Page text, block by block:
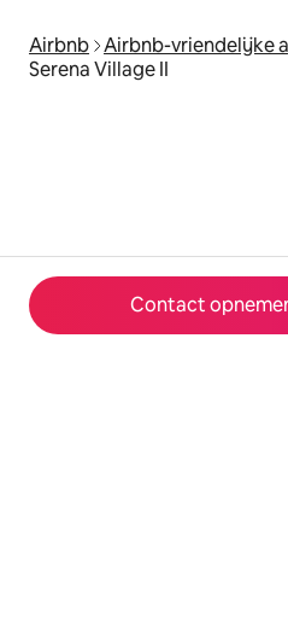
Contact
Airbnb Airbnb-vriendelijke
Serena Village II